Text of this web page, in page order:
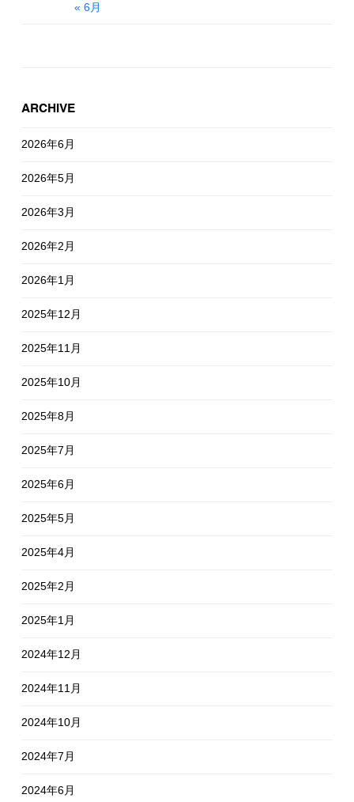
« 6月
ARCHIVE
2026年6月
2026年5月
2026年3月
2026年2月
2026年1月
2025年12月
2025年11月
2025年10月
2025年8月
2025年7月
2025年6月
2025年5月
2025年4月
2025年2月
2025年1月
2024年12月
2024年11月
2024年10月
2024年7月
2024年6月